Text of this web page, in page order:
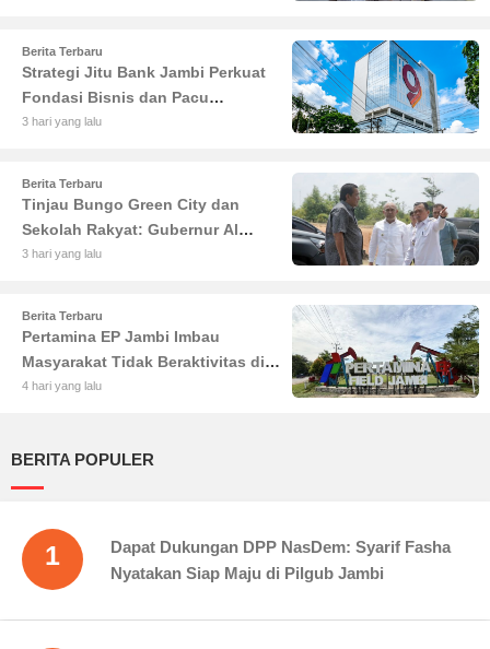
Berita Terbaru
Strategi Jitu Bank Jambi Perkuat
Fondasi Bisnis dan Pacu
Pertumbuhan Ekonomi Jambi
3 hari yang lalu
Berita Terbaru
Tinjau Bungo Green City dan
Sekolah Rakyat: Gubernur Al
Haris Tekankan Sinergi
3 hari yang lalu
Berita Terbaru
Pertamina EP Jambi Imbau
Masyarakat Tidak Beraktivitas di
Atas Jalur Pipa Migas Demi
4 hari yang lalu
BERITA POPULER
1
Dapat Dukungan DPP NasDem: Syarif Fasha
Nyatakan Siap Maju di Pilgub Jambi